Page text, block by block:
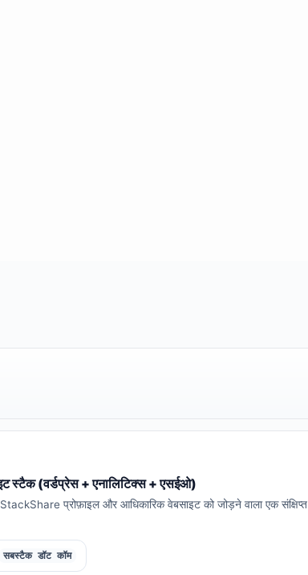
स्टैक (वर्डप्रेस + एनालिटिक्स + एसईओ)
StackShare प्रोफ़ाइल और आधिकारिक वेबसाइट को जोड़ने वाला एक संक्षिप्त
सबस्टैक डॉट कॉम